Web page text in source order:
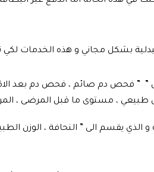
بشكل مجاني و هذه الخدمات
” ” فحص دم صائم ، فحص دم بعد
، مستوى ما قبل المرضى ،
يقسم الى ” النحافة ، الوزن